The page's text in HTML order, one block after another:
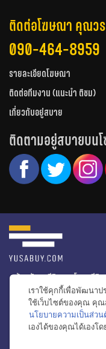
ติดต่อโฆษณา คุณว
090-464-8959
รายละเอียดโฆษณา
ติดต่อทีมงาน (แนะนำ ติชม)
เกี่ยวกับอยู่สบาย
ติดตามอยู่สบายบนโ
หน้าหลัก รีวิวคอนโด รีวิ
ไอเดียแต่งบ้าน
ข่าวอสังหา
โครงการน่าสนใจ
เราใช้คุกกี้เพื่อพัฒนา
ใช้เว็บไซต์ของคุณ คุณ
นโยบายความเป็นส่วน
เองได้ของคุณได้เองโ